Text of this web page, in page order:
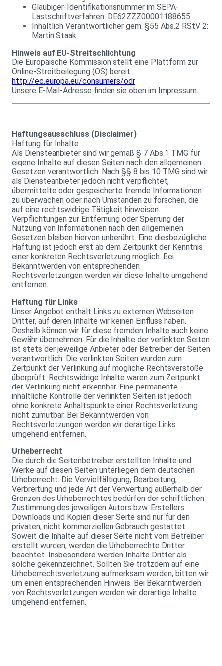
Gläubiger-Identifikationsnummer im SEPA-
Lastschriftverfahren: DE62ZZZ00001188655
Inhaltlich Verantwortlicher gem. §55 Abs.2 RStV 2:
Martin Staak
Hinweis auf EU-Streitschlichtung
Die Europäische Kommission stellt eine Plattform zur
Online-Streitbeilegung (OS) bereit:
http://ec.europa.eu/consumers/odr
Unsere E-Mail-Adresse finden sie oben im Impressum.
Haftungsausschluss (Disclaimer)
Haftung für Inhalte
Als Diensteanbieter sind wir gemäß § 7 Abs.1 TMG für
eigene Inhalte auf diesen Seiten nach den allgemeinen
Gesetzen verantwortlich. Nach §§ 8 bis 10 TMG sind wir
als Diensteanbieter jedoch nicht verpflichtet,
übermittelte oder gespeicherte fremde Informationen
zu überwachen oder nach Umständen zu forschen, die
auf eine rechtswidrige Tätigkeit hinweisen.
Verpflichtungen zur Entfernung oder Sperrung der
Nutzung von Informationen nach den allgemeinen
Gesetzen bleiben hiervon unberührt. Eine diesbezügliche
Haftung ist jedoch erst ab dem Zeitpunkt der Kenntnis
einer konkreten Rechtsverletzung möglich. Bei
Bekanntwerden von entsprechenden
Rechtsverletzungen werden wir diese Inhalte umgehend
entfernen.
Haftung für Links
Unser Angebot enthält Links zu externen Webseiten
Dritter, auf deren Inhalte wir keinen Einfluss haben.
Deshalb können wir für diese fremden Inhalte auch keine
Gewähr übernehmen. Für die Inhalte der verlinkten Seiten
ist stets der jeweilige Anbieter oder Betreiber der Seiten
verantwortlich. Die verlinkten Seiten wurden zum
Zeitpunkt der Verlinkung auf mögliche Rechtsverstöße
überprüft. Rechtswidrige Inhalte waren zum Zeitpunkt
der Verlinkung nicht erkennbar. Eine permanente
inhaltliche Kontrolle der verlinkten Seiten ist jedoch
ohne konkrete Anhaltspunkte einer Rechtsverletzung
nicht zumutbar. Bei Bekanntwerden von
Rechtsverletzungen werden wir derartige Links
umgehend entfernen.
Urheberrecht
Die durch die Seitenbetreiber erstellten Inhalte und
Werke auf diesen Seiten unterliegen dem deutschen
Urheberrecht. Die Vervielfältigung, Bearbeitung,
Verbreitung und jede Art der Verwertung außerhalb der
Grenzen des Urheberrechtes bedürfen der schriftlichen
Zustimmung des jeweiligen Autors bzw. Erstellers.
Downloads und Kopien dieser Seite sind nur für den
privaten, nicht kommerziellen Gebrauch gestattet.
Soweit die Inhalte auf dieser Seite nicht vom Betreiber
erstellt wurden, werden die Urheberrechte Dritter
beachtet. Insbesondere werden Inhalte Dritter als
solche gekennzeichnet. Sollten Sie trotzdem auf eine
Urheberrechtsverletzung aufmerksam werden, bitten wir
um einen entsprechenden Hinweis. Bei Bekanntwerden
von Rechtsverletzungen werden wir derartige Inhalte
umgehend entfernen.